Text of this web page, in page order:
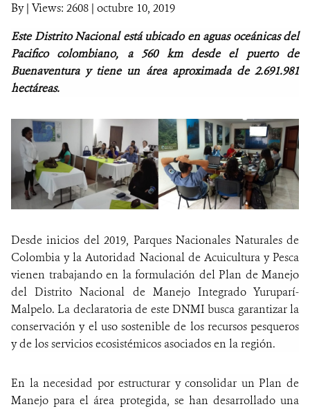
WCS VISUAL
ALIADOS Y ALIANZAS
COBERTURA EN MEDIOS DE COMUNICACIÓN
INFORME ANUAL WCS
DONA
By| Views: 2608 | octubre 10, 2019
Este Distrito Nacional está ubicado en aguas oceánicas del
Pacifico colombiano, a 560 km desde el puerto de
Buenaventura y tiene un área aproximada de 2.691.981
hectáreas.
Desde inicios del 2019, Parques Nacionales Naturales de
Colombia y la Autoridad Nacional de Acuicultura y Pesca
vienen trabajando en la formulación del Plan de Manejo
del Distrito Nacional de Manejo Integrado Yuruparí-
Malpelo. La declaratoria de este DNMI busca garantizar la
conservación y el uso sostenible de los recursos pesqueros
y de los servicios ecosistémicos asociados en la región.
En la necesidad por estructurar y consolidar un Plan de
Manejo para el área protegida, se han desarrollado una